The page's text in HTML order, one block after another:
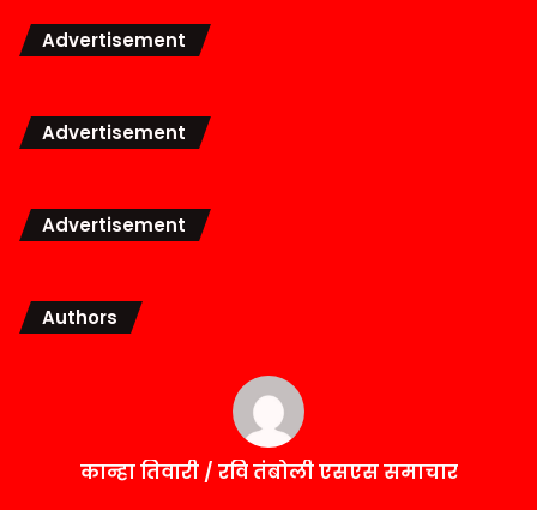
Advertisement
Advertisement
Advertisement
Authors
कान्हा तिवारी / रवि तंबोली एसएस समाचार